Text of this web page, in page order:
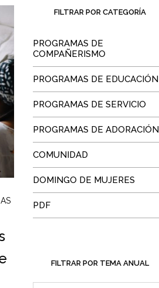
FILTRAR POR CATEGORÍA
PROGRAMAS DE
COMPAÑERISMO
PROGRAMAS DE EDUCACIÓN
PROGRAMAS DE SERVICIO
PROGRAMAS DE ADORACIÓN
COMUNIDAD
DOMINGO DE MUJERES
PDF
FILTRAR POR TEMA ANUAL